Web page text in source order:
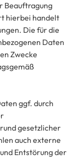
Beauftragung
hierbei handelt
Die für die
Daten
Zwecke
ggf. durch
gesetzlicher
auch externe
Entstörung der